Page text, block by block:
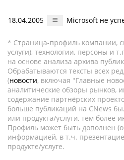
18.04.2005 Microsoft не
* Страница-профиль компании,
услуги), технологии, персоны и
на основе анализа архива
Обрабатываются тексты всех
(новости, включая "Главные
аналитические обзоры рынков,
содержание партнёрских
больше публикаций на CNews
или продукта/услуги, тем более
Профиль может быть дополнен
информацией, в т.ч.
продукте/услуге.